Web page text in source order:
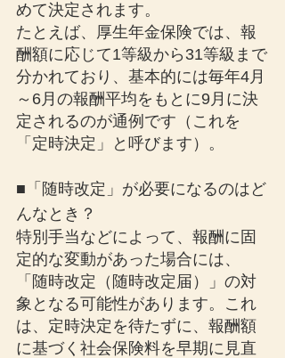
めて決定されます。
たとえば、厚生年金保険では、報
酬額に応じて1等級から31等級まで
分かれており、基本的には毎年4月
～6月の報酬平均をもとに9月に決
定されるのが通例です（これを
「定時決定」と呼びます）。
■「随時改定」が必要になるのはど
んなとき？
特別手当などによって、報酬に固
定的な変動があった場合には、
「随時改定（随時改定届）」の対
象となる可能性があります。これ
は、定時決定を待たずに、報酬額
に基づく社会保険料を早期に見直